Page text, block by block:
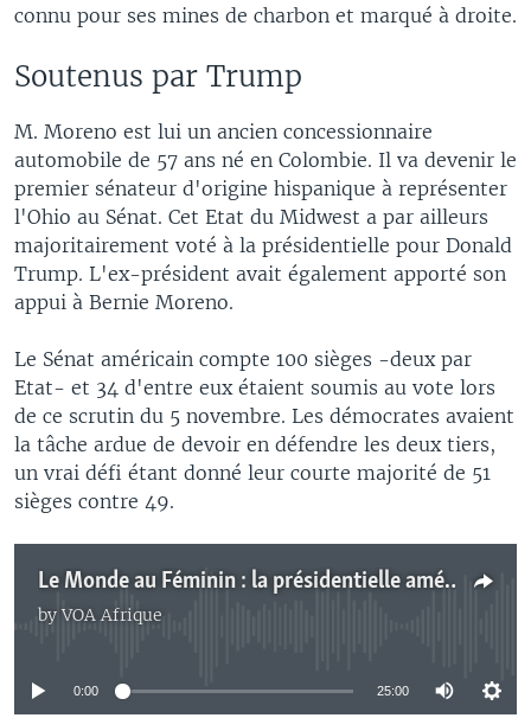
connu pour ses mines de charbon et marqué à droite.
Soutenus par Trump
M. Moreno est lui un ancien concessionnaire
automobile de 57 ans né en Colombie. Il va devenir le
premier sénateur d'origine hispanique à représenter
l'Ohio au Sénat. Cet Etat du Midwest a par ailleurs
majoritairement voté à la présidentielle pour Donald
Trump. L'ex-président avait également apporté son
appui à Bernie Moreno.
Le Sénat américain compte 100 sièges -deux par
Etat- et 34 d'entre eux étaient soumis au vote lors
de ce scrutin du 5 novembre. Les démocrates avaient
la tâche ardue de devoir en défendre les deux tiers,
un vrai défi étant donné leur courte majorité de 51
sièges contre 49.
Le Monde au Féminin : la présidentielle américaine vue par les Africaines
byVOA Afrique
No media source currently available
0:00 25:00